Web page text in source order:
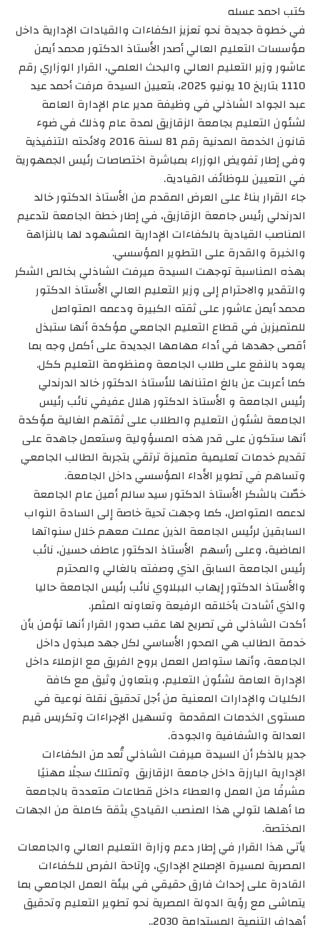
كتب احمد عسله
في خطوة جديدة نحو تعزيز الكفاءات والقيادات الإدارية داخل
مؤسسات التعليم العالي أصدر الأستاذ الدكتور محمد أيمن
عاشور وزير التعليم العالي والبحث العلمي، القرار الوزاري رقم
1110 بتاريخ 10 يونيو 2025، بتعيين السيدة مرفت أحمد عيد
عبد الجواد الشاذلي في وظيفة مدير عام الإدارة العامة
لشئون التعليم بجامعة الزقازيق لمدة عام وذلك في ضوء
قانون الخدمة المدنية رقم 81 لسنة 2016 ولائحته التنفيذية
وفي إطار تفويض الوزراء بمباشرة اختصاصات رئيس الجمهورية
في التعيين للوظائف القيادية.
جاء القرار بناءً على العرض المقدم من الأستاذ الدكتور خالد
الدرندلي رئيس جامعة الزقازيق، في إطار خطة الجامعة لتدعيم
المناصب القيادية بالكفاءات الإدارية المشهود لها بالنزاهة
والخبرة والقدرة على التطوير المؤسسي.
بهذه المناسبة توجهت السيدة ميرفت الشاذلي بخالص الشكر
والتقدير والاحترام إلى وزير التعليم العالي الأستاذ الدكتور
محمد أيمن عاشور على ثقته الكبيرة ودعمه المتواصل
للمتميزين في قطاع التعليم الجامعي مؤكدة أنها ستبذل
أقصى جهدها في أداء مهامها الجديدة على أكمل وجه بما
يعود بالنفع على طلاب الجامعة ومنظومة التعليم ككل.
كما أعربت عن بالغ امتنانها للأستاذ الدكتور خالد الدرندلي
رئيس الجامعة و الأستاذ الدكتور هلال عفيفي نائب رئيس
الجامعة لشئون التعليم والطلاب على ثقتهم الغالية مؤكدة
أنها ستكون على قدر هذه المسؤولية وستعمل جاهدة على
تقديم خدمات تعليمية متميزة ترتقي بتجربة الطالب الجامعي
وتساهم في تطوير الأداء المؤسسي داخل الجامعة.
خصّت بالشكر الأستاذ الدكتور سيد سالم أمين عام الجامعة
لدعمه المتواصل، كما وجهت تحية خاصة إلى السادة النواب
السابقين لرئيس الجامعة الذين عملت معهم خلال سنواتها
الماضية، وعلى رأسهم الأستاذ الدكتور عاطف حسين، نائب
رئيس الجامعة السابق الذي وصفته بالغالي والمحترم
والأستاذ الدكتور إيهاب الببلاوي نائب رئيس الجامعة حاليا
والذي أشادت بأخلاقه الرفيعة وتعاونه المثمر.
أكدت الشاذلي في تصريح لها عقب صدور القرار أنها تؤمن بأن
خدمة الطالب هي المحور الأساسي لكل جهد مبذول داخل
الجامعة، وأنها ستواصل العمل بروح الفريق مع الزملاء داخل
الإدارة العامة لشئون التعليم، وبتعاون وثيق مع كافة
الكليات والإدارات المعنية من أجل تحقيق نقلة نوعية في
مستوى الخدمات المقدمة وتسهيل الإجراءات وتكريس قيم
العدالة والشفافية والجودة.
جدير بالذكر أن السيدة ميرفت الشاذلي تُعد من الكفاءات
الإدارية البارزة داخل جامعة الزقازيق وتمتلك سجلًا مهنيًا
مشرفًا من العمل والعطاء داخل قطاعات متعددة بالجامعة
ما أهلها لتولي هذا المنصب القيادي بثقة كاملة من الجهات
المختصة.
يأتي هذا القرار في إطار دعم وزارة التعليم العالي والجامعات
المصرية لمسيرة الإصلاح الإداري، وإتاحة الفرص للكفاءات
القادرة على إحداث فارق حقيقي في بيئة العمل الجامعي بما
يتماشى مع رؤية الدولة المصرية نحو تطوير التعليم وتحقيق
أهداف التنمية المستدامة 2030..